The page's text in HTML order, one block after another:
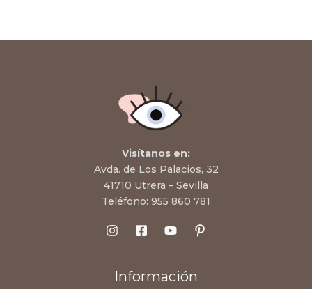
Visítanos en:
Avda. de Los Palacios, 32
41710 Utrera – Sevilla
Teléfono: 955 860 781
Información